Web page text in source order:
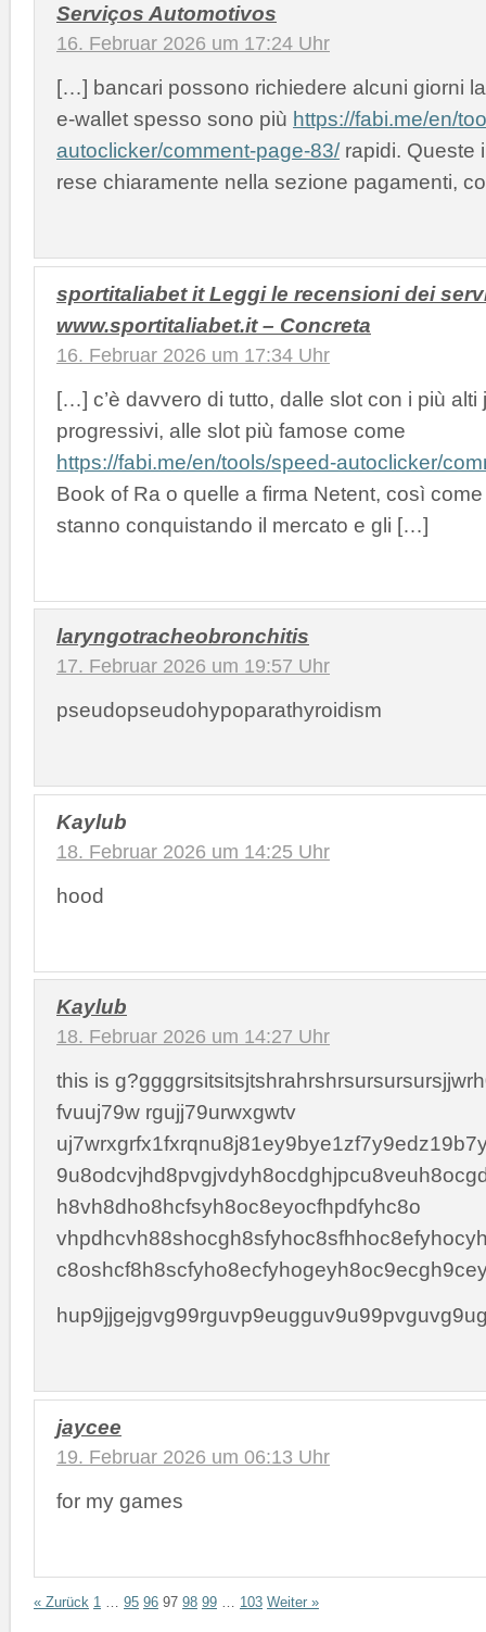
Serviços Automotivos
16. Februar 2026 um 17:24 Uhr
[…] bancari possono richiedere alcuni giorni
e-wallet spesso sono più https://fabi.me/en/
autoclicker/comment-page-83/rapidi. Queste
rese chiaramente nella sezione pagamenti,
sportitaliabet it Leggi le recensioni dei
www.sportitaliabet.it – Concreta
16. Februar 2026 um 17:34 Uhr
[…] c’è davvero di tutto, dalle slot con i più alti
progressivi, alle slot più famose come
https://fabi.me/en/tools/speed-autoclicker/
Book of Ra o quelle a firma Netent, così
stanno conquistando il mercato e gli […]
laryngotracheobronchitis
17. Februar 2026 um 19:57 Uhr
pseudopseudohypoparathyroidism
Kaylub
18. Februar 2026 um 14:25 Uhr
hood
Kaylub
18. Februar 2026 um 14:27 Uhr
this is
fvuuj79w rgujj79urwxgwtv
h8vh8dho8hcfsyh8oc8eyocfhpdfyhc8o
jaycee
19. Februar 2026 um 06:13 Uhr
for my games
« Zurück 1 95 96 97 98 99 103 Weiter »